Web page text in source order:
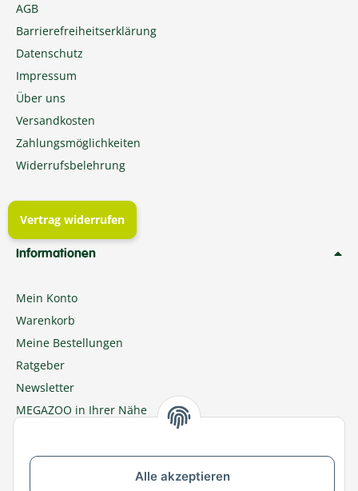
Alle akzeptieren
AGB
Barrierefreiheitserklärung
Datenschutz
Impressum
Über uns
Versandkosten
Zahlungsmöglichkeiten
Widerrufsbelehrung
Vertrag widerrufen
Informationen
Mein Konto
Warenkorb
Meine Bestellungen
Ratgeber
Newsletter
MEGAZOO in Ihrer Nähe
Zu MEGAZOO-nord.de wechseln
Versandpartner & Zahlungsmöglichkeiten